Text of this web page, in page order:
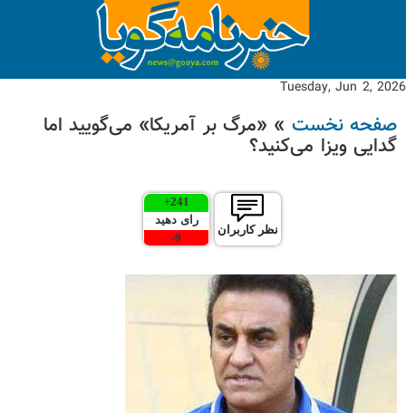
Tuesday, Jun 2, 2026
صفحه نخست » «مرگ بر آمریکا» می‌گویید اما
گدایی ویزا می‌کنید؟
نظر کاربران
241
+
رای دهید
9
-